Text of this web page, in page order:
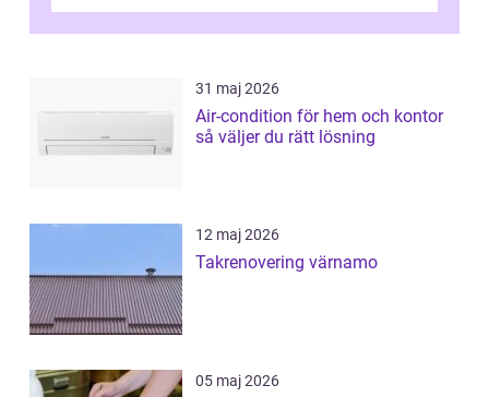
31 maj 2026
Air-condition för hem och kontor
så väljer du rätt lösning
12 maj 2026
Takrenovering värnamo
05 maj 2026